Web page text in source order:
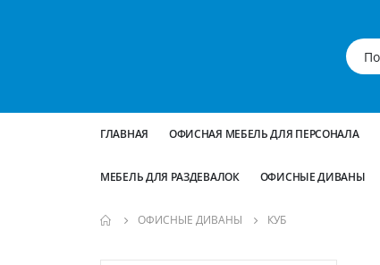
ГЛАВНАЯ ОФИСНАЯ МЕБЕЛЬ ДЛЯ ПЕРСОНАЛА
МЕБЕЛЬ ДЛЯ РАЗДЕВАЛОК ОФИСНЫЕ ДИВАНЫ
ОФИСНЫЕ ДИВАНЫ КУБ